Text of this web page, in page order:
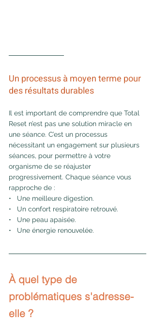
Un processus à moyen terme pour
des résultats durables
Il est important de comprendre que Total
Reset n’est pas une solution miracle en
une séance. C’est un processus
nécessitant un engagement sur plusieurs
séances, pour permettre à votre
organisme de se réajuster
progressivement. Chaque séance vous
rapproche de :
•   Une meilleure digestion.
•   Un confort respiratoire retrouvé.
•   Une peau apaisée.
•   Une énergie renouvelée.
À quel type de
problématiques s'adresse-
elle ?